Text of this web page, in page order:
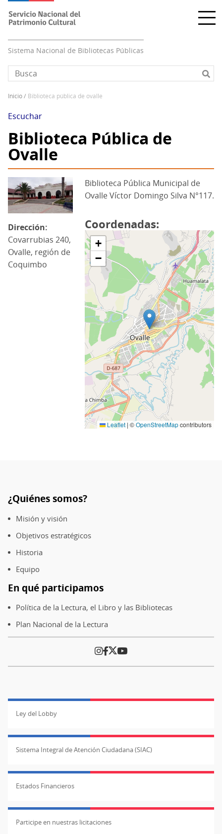
principal
Sistema Nacional de Bibliotecas Públicas
Sobrescribir
enlaces
de
ayuda
a
la
navegación
inicio biblioteca pública de ovalle
Escuchar
Biblioteca Pública de
Ovalle
Dirección
Covarrubias 240,
Ovalle, región de
Coquimbo
Biblioteca Pública Municipal de
Ovalle Víctor Domingo Silva N°117.
Coordenadas
+
−
Leaflet | ©OpenStreetMapcontributors
Pie
de
página
¿Quiénes somos?
Misión y visión
Objetivos estratégicos
Historia
Equipo
En qué participamos
Política de la Lectura, el Libro y las Bibliotecas
Plan Nacional de la Lectura
Ley del Lobby
Sistema Integral de Atención Ciudadana (SIAC)
Estados Financieros
Participe en nuestras licitaciones